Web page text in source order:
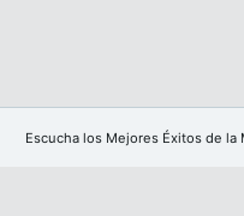
Escucha los Mejores Éxitos de